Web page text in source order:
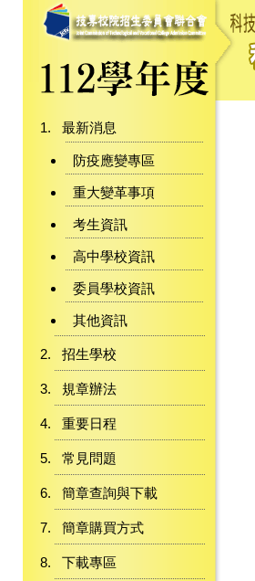
最新消息
防疫應變專區
重大變革事項
考生資訊
高中學校資訊
委員學校資訊
其他資訊
招生學校
規章辦法
重要日程
常見問題
簡章查詢與下載
簡章購買方式
下載專區